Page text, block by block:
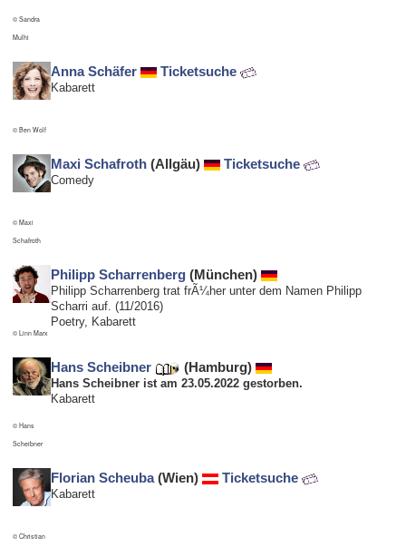
© Sandra
Mulhi
© Ben Wolf
Anna Schäfer Ticketsuche
Kabarett
© Maxi
Schafroth
Maxi Schafroth (Allgäu) Ticketsuche
Comedy
© Linn Marx
Philipp Scharrenberg (München)
Philipp Scharrenberg trat frÃ¼her unter dem Namen Philipp
Scharri auf. (11/2016)
Poetry, Kabarett
© Hans
Scheibner
Hans Scheibner (Hamburg)
Hans Scheibner ist am 23.05.2022 gestorben.
Kabarett
© Christian
Florian Scheuba(Wien) Ticketsuche
Kabarett